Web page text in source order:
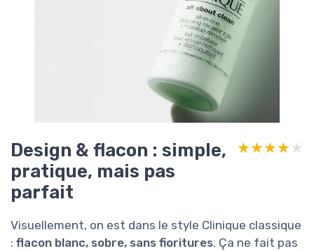
Design & flacon : simple,
pratique, mais pas
parfait
★★★★★
★★★★★
Visuellement, on est dans le style Clinique classique
: flacon blanc, sobre, sans fioritures. Ça ne fait pas